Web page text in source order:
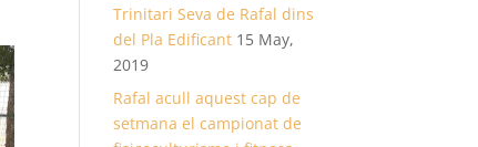
Trinitari Seva de Rafal dins
del Pla Edificant 15 May,
2019
Rafal acull aquest cap de
setmana el campionat de